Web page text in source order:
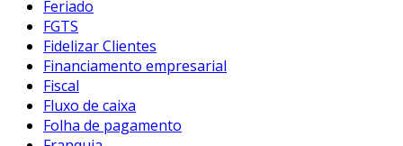
Feriado
FGTS
Fidelizar Clientes
Financiamento empresarial
Fiscal
Fluxo de caixa
Folha de pagamento